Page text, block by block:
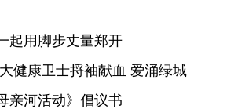
起用脚步丈量郑开
健康卫士捋袖献血 爱涌绿城
亲河活动》倡议书